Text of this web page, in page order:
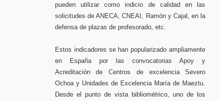
pueden utilizar como indicio de calidad en las
solicitudes de ANECA, CNEAI, Ramón y Cajal, en la
defensa de plazas de profesorado, etc.
Estos indicadores se han popularizado ampliamente
en España por las convocatorias Apoy y
Acreditación de Centros de excelencia Severo
Ochoa y Unidades de Excelencia María de Maeztu.
Desde el punto de vista bibliométrico, uno de los